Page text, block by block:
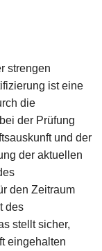
strengen
ist eine
die
der Prüfung
und der
der aktuellen
den Zeitraum
des
stellt sicher,
eingehalten